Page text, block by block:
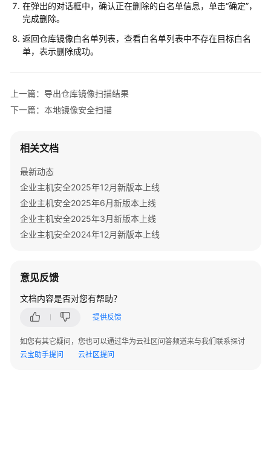
全
扫
描
镜
安
扫
描
仓
像
安
述
步
在弹出的对话框中，确认正在删除的白名单信息，单击“确定”，
完成删除。
返回仓库镜像白名单列表，查看白名单列表中不存在目标白名
单，表示删除成功。
上一篇：导出仓库镜像扫描结果
下一篇：本地镜像安全扫描
相关文档
最新动态
企业主机安全2025年12月新版本上线
企业主机安全2025年6月新版本上线
企业主机安全2025年3月新版本上线
企业主机安全2024年12月新版本上线
意见反馈
文档内容是否对您有帮助？
提供反馈
如您有其它疑问，您也可以通过华为云社区问答频道来与我们联系探讨
云宝助手提问
云社区提问